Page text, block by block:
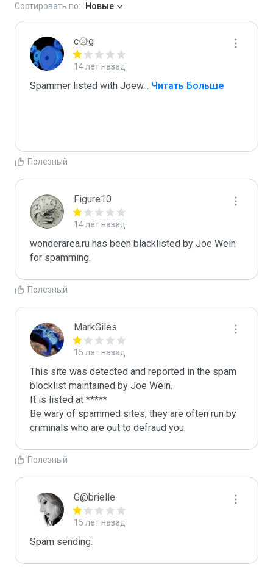
Сортировать по: Новые
c۞g
14 лет назад
Spammer listed with Joew... Читать Больше
Полезный
Figure10
14 лет назад
wonderarea.ru has been blacklisted by Joe Wein
for spamming.
Полезный
MarkGiles
15 лет назад
This site was detected and reported in the spam
blocklist maintained by Joe Wein.
It is listed at *****
Be wary of spammed sites, they are often run by
criminals who are out to defraud you.
Полезный
G@brielle
15 лет назад
Spam sending.